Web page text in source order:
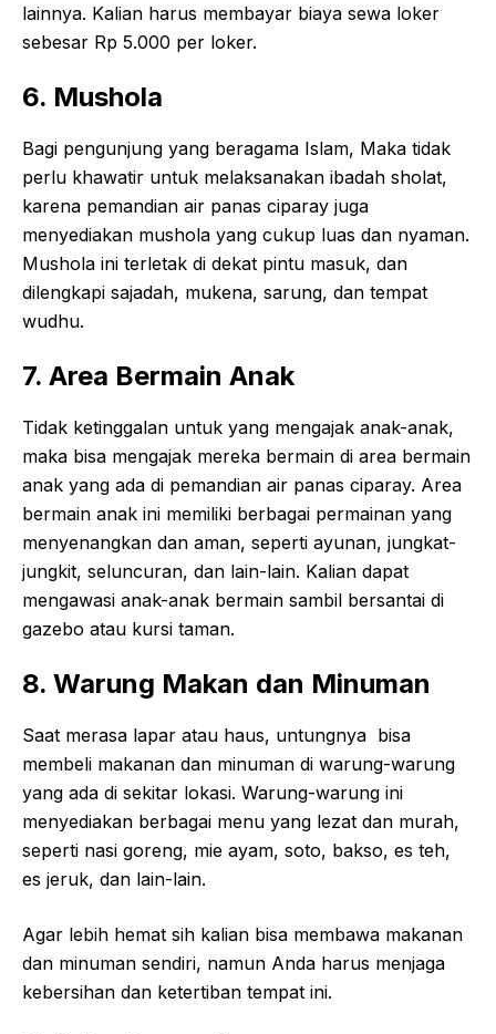
lainnya. Kalian harus membayar biaya sewa loker
sebesar Rp 5.000 per loker.
6. Mushola
Bagi pengunjung yang beragama Islam, Maka tidak
perlu khawatir untuk melaksanakan ibadah sholat,
karena pemandian air panas ciparay juga
menyediakan mushola yang cukup luas dan nyaman.
Mushola ini terletak di dekat pintu masuk, dan
dilengkapi sajadah, mukena, sarung, dan tempat
wudhu.
7. Area Bermain Anak
Tidak ketinggalan untuk yang mengajak anak-anak,
maka bisa mengajak mereka bermain di area bermain
anak yang ada di pemandian air panas ciparay. Area
bermain anak ini memiliki berbagai permainan yang
menyenangkan dan aman, seperti ayunan, jungkat-
jungkit, seluncuran, dan lain-lain. Kalian dapat
mengawasi anak-anak bermain sambil bersantai di
gazebo atau kursi taman.
8. Warung Makan dan Minuman
Saat merasa lapar atau haus, untungnya bisa
membeli makanan dan minuman di warung-warung
yang ada di sekitar lokasi. Warung-warung ini
menyediakan berbagai menu yang lezat dan murah,
seperti nasi goreng, mie ayam, soto, bakso, es teh,
es jeruk, dan lain-lain.
Agar lebih hemat sih kalian bisa membawa makanan
dan minuman sendiri, namun Anda harus menjaga
kebersihan dan ketertiban tempat ini.